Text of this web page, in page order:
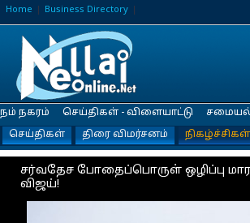
Home Business Directory
நம் நகரம் செய்திகள் - விளையாட்டு
செய்திகள்
திரை விமர்சனம் நிகழ்ச்சிகள்
சர்வதேச போதைப்பொருள் ஒழிப்பு
விஜய்!